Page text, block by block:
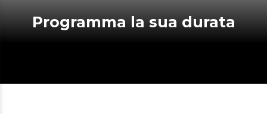
Programma la sua durata